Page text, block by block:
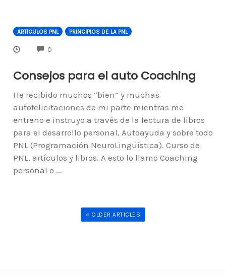
ARTICULOS PNL PRINCIPIOS DE LA PNL
0
Consejos para el auto Coaching
He recibido muchos “bien” y muchas
autofelicitaciones de mi parte mientras me
entreno e instruyo a través de la lectura de libros
para el desarrollo personal, Autoayuda y sobre todo
PNL (Programación NeuroLingüística). Curso de
PNL, artículos y libros. A esto lo llamo Coaching
personal o ...
« OLDER ARTICLES